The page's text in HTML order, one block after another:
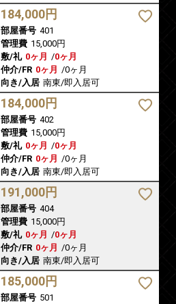
184,000円
部屋番号 401
管理費 15,000円
敷/礼 0ヶ月 /0ヶ月
仲介/FR 0ヶ月 /0ヶ月
向き/入居 南東/即入居可
184,000円
部屋番号 402
管理費 15,000円
敷/礼 0ヶ月 /0ヶ月
仲介/FR 0ヶ月 /0ヶ月
向き/入居 南東/即入居可
191,000円
部屋番号 404
管理費 15,000円
敷/礼 0ヶ月 /0ヶ月
仲介/FR 0ヶ月 /0ヶ月
向き/入居 南東/即入居可
185,000円
部屋番号 501